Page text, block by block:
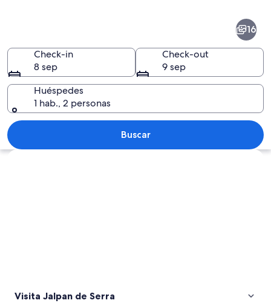
Serra
Una calle flanqueada por edificios
16
Check-in
8 sep
Check-out
9 sep
Huéspedes
1 hab., 2 personas
Buscar
Explorar mapa
Visita Jalpan de Serra